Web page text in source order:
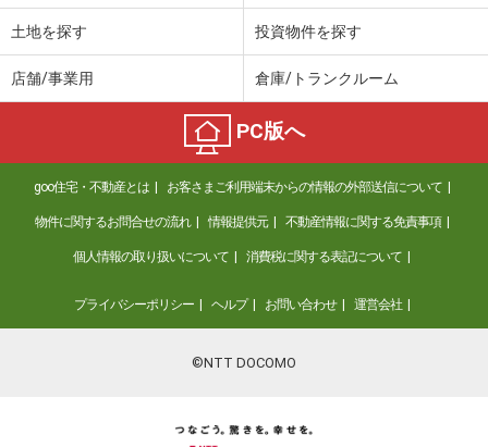
102.26m²
350万円
住 所
岐阜県多治見市脇之島町７
建物面積 97.71m²
土地面積
208.97m²
岐阜県多治見市東山３
価 格
1,480万円
住 所
岐阜県多治見市東山３
118.48m²
岐阜県岐阜市東中島２
土地を探す 投資物件を探す
店舗/事業用 倉庫/トランクルーム
PC版へ
goo住宅・不動産とは お客さまご利用端末からの情報の外部送信について
物件に関するお問合せの流れ 情報提供元 不動産情報に関する免責事項
個人情報の取り扱いについて 消費税に関する表記について
プライバシーポリシー ヘルプ お問い合わせ 運営会社
©NTT DOCOMO